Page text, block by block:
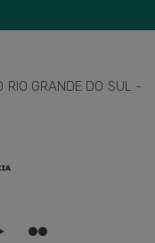
RIO GRANDE DO SUL -